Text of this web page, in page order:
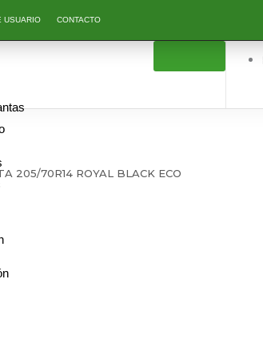
USUARIO CONTACTO
205/70R14 ROYAL BLACK ECO